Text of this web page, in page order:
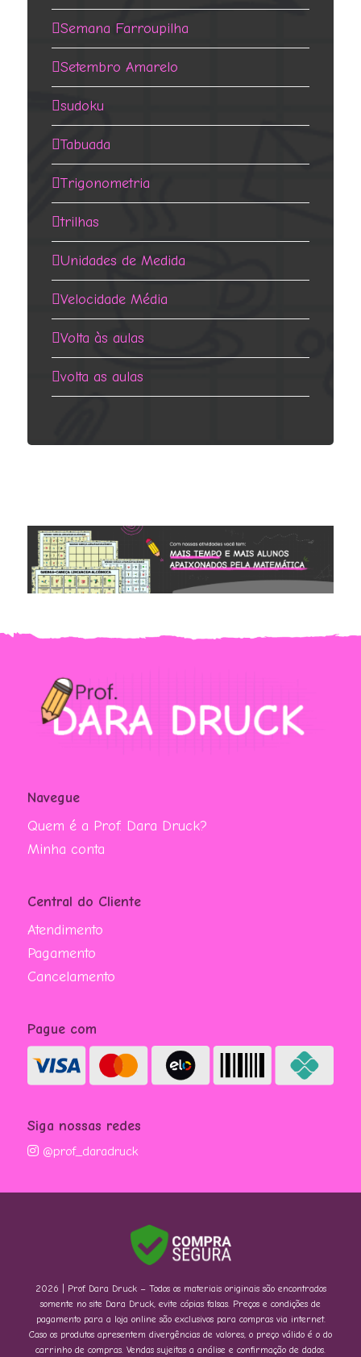
Semana Farroupilha
Setembro Amarelo
sudoku
Tabuada
Trigonometria
trilhas
Unidades de Medida
Velocidade Média
Volta às aulas
volta as aulas
Navegue
Quem é a Prof. Dara Druck?
Minha conta
Central do Cliente
Atendimento
Pagamento
Cancelamento
Pague com
Siga nossas redes
@prof_daradruck
2026 | Prof. Dara Druck – Todos os materiais originais são encontrados
somente no site Dara Druck, evite cópias falsas. Preços e condições de
pagamento para a loja online são exclusivos para compras via internet.
Caso os produtos apresentem divergências de valores, o preço válido é o do
carrinho de compras. Vendas sujeitas a análise e confirmação de dados.